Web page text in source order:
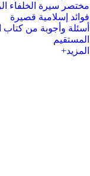
مختصر سيرة الخلفاء
فوائد إسلامية قصيرة
أسئلة وأجوبة من
المستقيم
المزيد+